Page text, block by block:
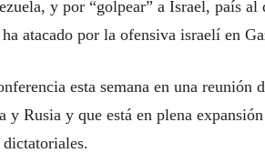
y por “golpear” a Israel, país al
atacado por la ofensiva israelí en
esta semana en una reunión
y Rusia y que está en plena